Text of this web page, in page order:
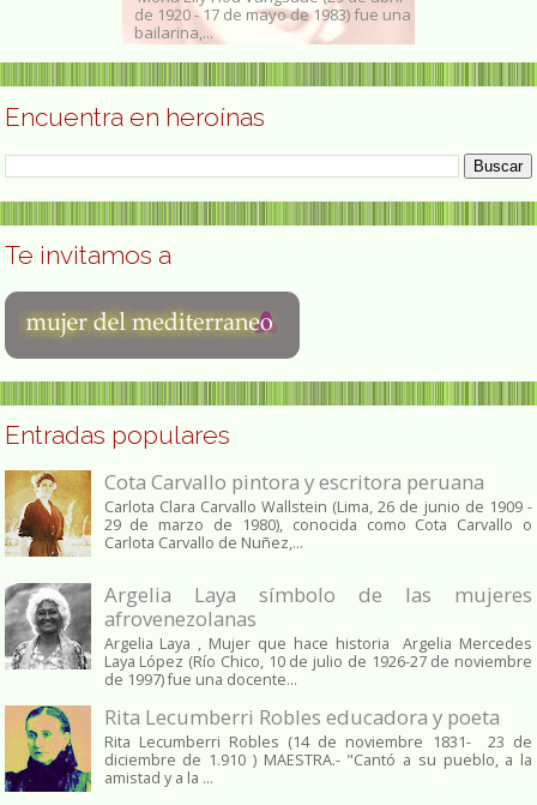
de 1920 - 17 de mayo de 1983) fue una
bailarina,...
Encuentra en heroínas
Te invitamos a
Entradas populares
Cota Carvallo pintora y escritora peruana
Carlota Clara Carvallo Wallstein (Lima, 26 de junio de 1909 -
29 de marzo de 1980), conocida como Cota Carvallo o
Carlota Carvallo de Nuñez,...
Argelia Laya símbolo de las mujeres
afrovenezolanas
Argelia Laya , Mujer que hace historia Argelia Mercedes
Laya López (Río Chico, 10 de julio de 1926-27 de noviembre
de 1997) fue una docente...
Rita Lecumberri Robles educadora y poeta
Rita Lecumberri Robles (14 de noviembre 1831- 23 de
diciembre de 1.910 ) MAESTRA.- "Cantó a su pueblo, a la
amistad y a la ...